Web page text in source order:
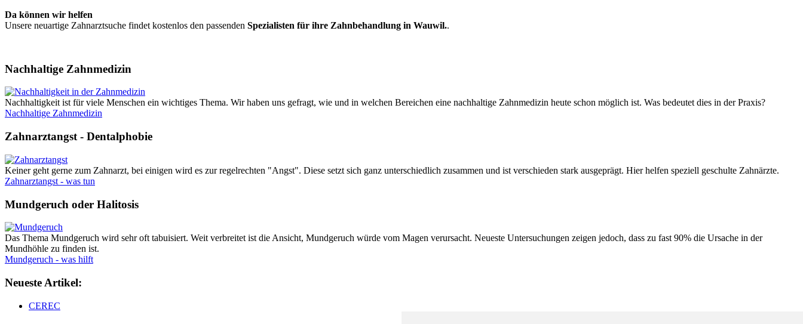
Da können wir helfen
Unsere neuartige Zahnarztsuche findet kostenlos den passenden Spezialisten für ihre Zahnbehandlung in Wauwil..
Nachhaltige Zahnmedizin
Nachhaltigkeit ist für viele Menschen ein wichtiges Thema. Wir haben uns gefragt, wie und in welchen Bereichen eine nachhaltige Zahnmedizin heute schon möglich ist. Was bedeutet dies in der Praxis?
Nachhaltige Zahnmedizin
Zahnarztangst - Dentalphobie
Keiner geht gerne zum Zahnarzt, bei einigen wird es zur regelrechten "Angst". Diese setzt sich ganz unterschiedlich zusammen und ist verschieden stark ausgeprägt. Hier helfen speziell geschulte Zahnärzte.
Zahnarztangst - was tun
Mundgeruch oder Halitosis
Das Thema Mundgeruch wird sehr oft tabuisiert. Weit verbreitet ist die Ansicht, Mundgeruch würde vom Magen verursacht. Neueste Untersuchungen zeigen jedoch, dass zu fast 90% die Ursache in der
Mundhöhle zu finden ist.
Mundgeruch - was hilft
Neueste Artikel:
CEREC